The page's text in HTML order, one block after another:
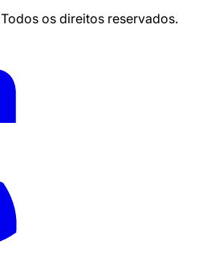
os direitos reservados.